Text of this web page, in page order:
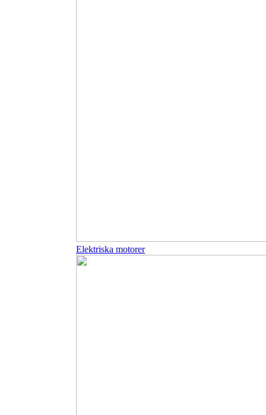
Elektriska motorer